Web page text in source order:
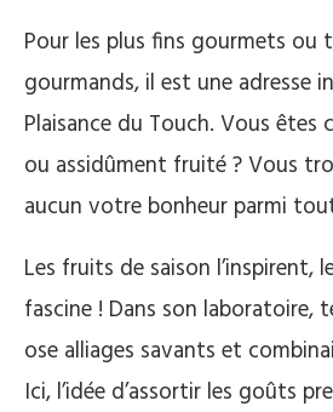
Pour les plus fins gourmets ou
gourmands, il est une adresse
Plaisance du Touch. Vous
ou assidûment fruité ? Vous
aucun votre bonheur parmi
Les fruits de saison l’inspirent,
fascine ! Dans son laboratoire,
ose alliages savants et
Ici, l’idée d’assortir les goûts